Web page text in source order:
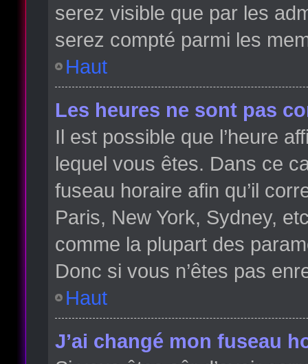
serez visible que par les
serez compté parmi les
Haut
Les heures ne sont pas
Il est possible que l’heure
lequel vous êtes. Dans ce
fuseau horaire afin qu’il
Paris, New York, Sydney,
comme la plupart des
Donc si vous n’êtes pas
Haut
J’ai changé mon fuseau